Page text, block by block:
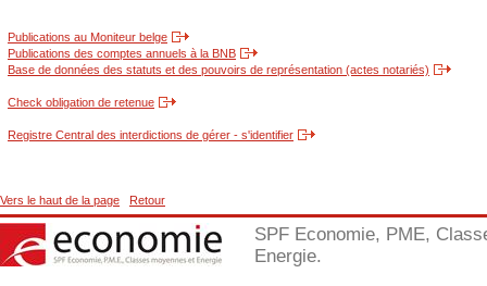
Publications au Moniteur belge
Publications des comptes annuels à la BNB
Base de données des statuts et des pouvoirs de représentation (actes notariés)
Check obligation de retenue
Registre Central des interdictions de gérer - s'identifier
Vers le haut de la page Retour
SPF Economie, PME,
Energie.